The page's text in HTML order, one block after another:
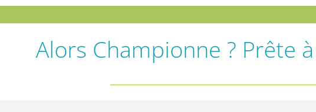
Alors Championne ? Prête